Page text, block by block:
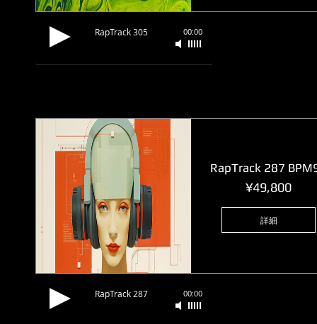
RapTrack 305 00:00
RapTrack 287
¥49,800価
詳細
RapTrack 287 00:00